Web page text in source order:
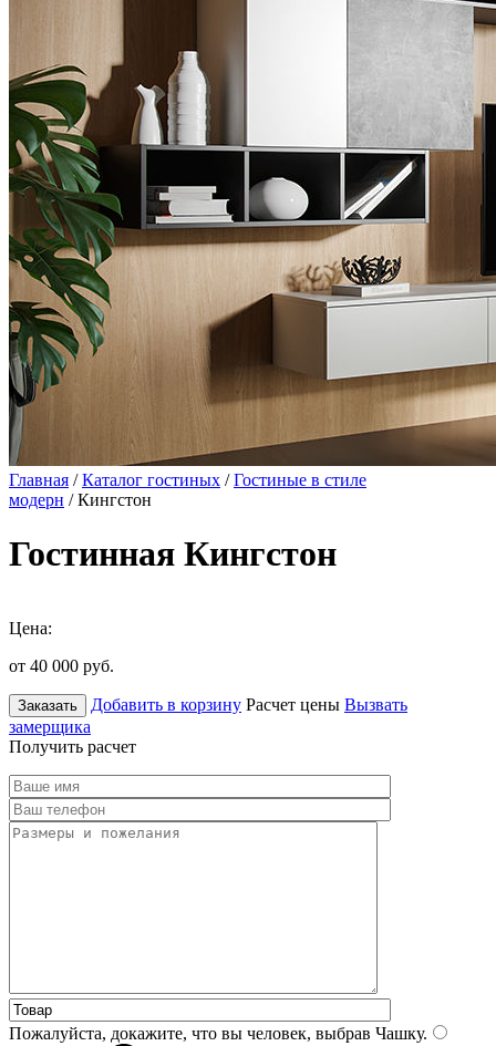
Главная /Каталог гостиных /Гостиные в стиле
модерн / Кингстон
Гостинная Кингстон
Цена:
от 40 000 руб.
Заказать Добавить в корзину Расчет цены Вызвать
замерщика
Получить расчет
Пожалуйста, докажите, что вы человек, выбрав Чашку.